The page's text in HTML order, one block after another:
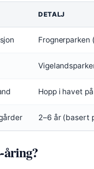
DETALJ
Frognerparken
Hopp i havet
2–6 år (basert
åring?